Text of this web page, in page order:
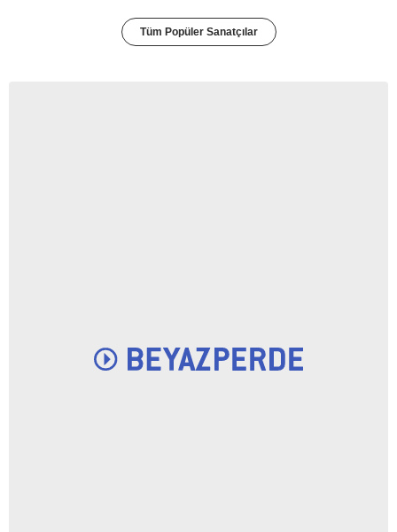
Tüm Popüler Sanatçılar